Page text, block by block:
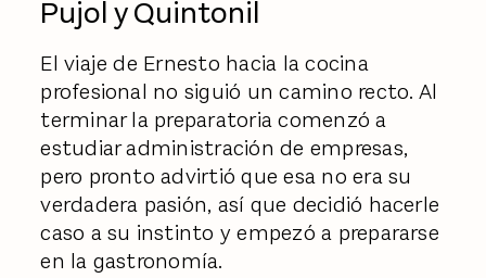
Pujol y Quintonil
El viaje de Ernesto hacia la cocina
profesional no siguió un camino recto. Al
terminar la preparatoria comenzó a
estudiar administración de empresas,
pero pronto advirtió que esa no era su
verdadera pasión, así que decidió hacerle
caso a su instinto y empezó a prepararse
en la gastronomía.